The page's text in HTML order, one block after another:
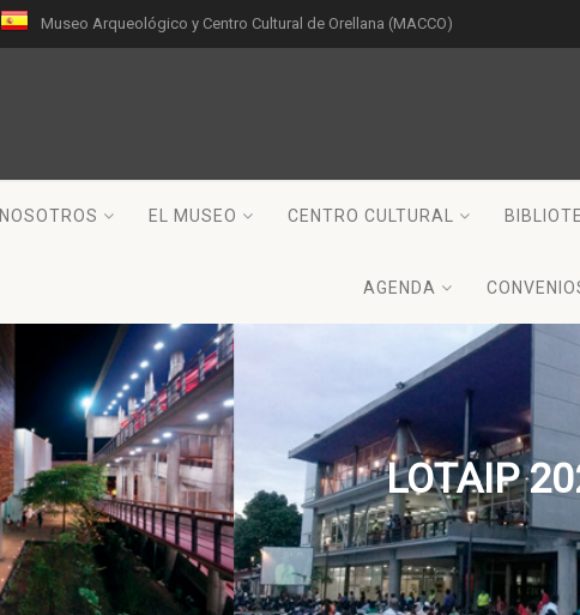
Museo Arqueológico y Centro Cultural de Orellana (MACCO)
NOSOTROS EL MUSEO CENTRO CULTURAL
AGENDA
LOTAIP